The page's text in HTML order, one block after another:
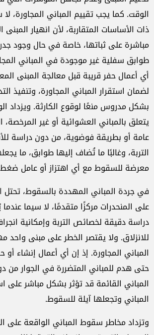
الوقت. كما يجب تقييم المباني المجاورة،
ذات الأساسات المتقاربة، لأن انهيار
مباشرة على ثباتها، خاصة في حال وجود
طوابق سفلية غير موجودة في المباني
أي أعمال حفر قريبة قبل معالجة المبنى
لضمان استقرار المباني المجاورة، وتنفيذ
بشكل مدروس منعًا لوقوع الكارثة. ويزداد
يتعلق بالمباني العشوائية أو غير المرخصة،
عامة أو بطريقة فوضوية، من دون دراسة
التربة، وغالبًا ما تُضاف إليها طوابق، ما
معرضة للسقوط مع أي اهتزاز أو عامل
في جردة المباني المهددة بالسقوط، تحتل
على المنحدرات مركزًا متقدمًا، لا سيما عندما
دراسة دقيقة لخصائص التربة وإمكانية
للانزلاق. ولا يقتصر الخطر على مبنى واحد
المباني المجاورة. إذ إن أي أعمال إنشاء أو
حتى هدم للمباني المتضررة في الجوار من
المباني القائمة قد تؤثر بشكل مباشر على
المباني وتجعلها آيلة للسقوط.
وتزداد مخاطر سقوط المباني الواقعة على